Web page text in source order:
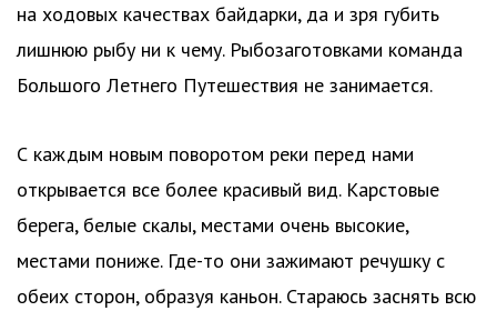
на ходовых качествах байдарки, да и зря губить
лишнюю рыбу ни к чему. Рыбозаготовками команда
Большого Летнего Путешествия не занимается.
С каждым новым поворотом реки перед нами
открывается все более красивый вид. Карстовые
берега, белые скалы, местами очень высокие,
местами пониже. Где-то они зажимают речушку с
обеих сторон, образуя каньон. Стараюсь заснять всю